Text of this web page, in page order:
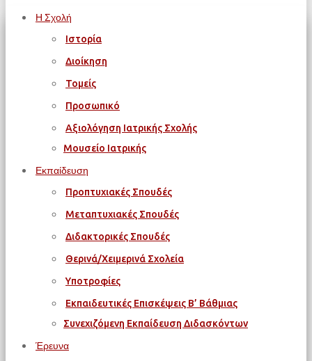
Η Σχολή
Ιστορία
Διοίκηση
Τομείς
Προσωπικό
Αξιολόγηση Ιατρικής Σχολής
Μουσείο Ιατρικής
Εκπαίδευση
Προπτυχιακές Σπουδές
Μεταπτυχιακές Σπουδές
Διδακτορικές Σπουδές
Θερινά/Χειμερινά Σχολεία
Υποτροφίες
Εκπαιδευτικές Επισκέψεις Β’ Βάθμιας
Συνεχιζόμενη Εκπαίδευση Διδασκόντων
Έρευνα